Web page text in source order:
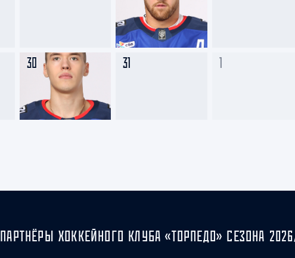
30 31 1
ПАРТНЁРЫ ХОККЕЙНОГО КЛУБА «ТОРПЕДО» СЕЗОНА